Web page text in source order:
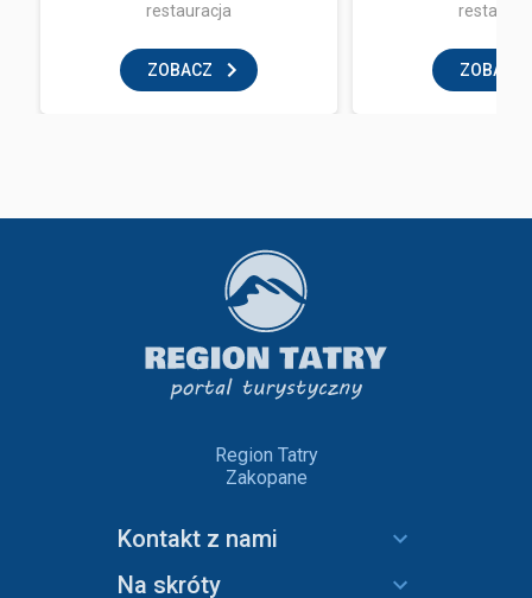
restauracja
ZOBACZ ZOBACZ
Region Tatry
Zakopane
Kontakt z nami
Na skróty